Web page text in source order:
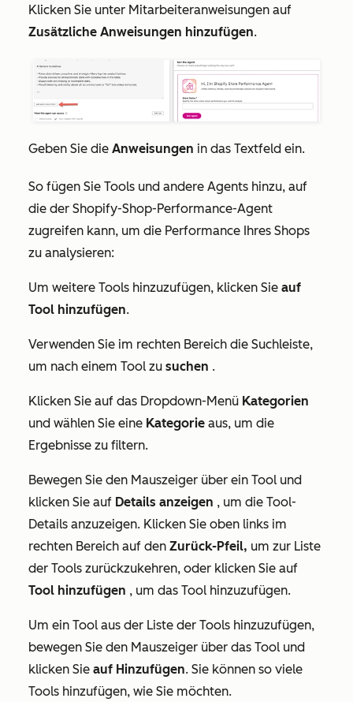
Klicken Sie unter Mitarbeiteranweisungen auf
Zusätzliche Anweisungen hinzufügen.
Geben Sie die Anweisungen in das Textfeld ein.
So fügen Sie Tools und andere Agents hinzu, auf
die der Shopify-Shop-Performance-Agent
zugreifen kann, um die Performance Ihres Shops
zu analysieren:
Um weitere Tools hinzuzufügen, klicken Sie auf
Tool hinzufügen.
Verwenden Sie im rechten Bereich die Suchleiste,
um nach einem Tool zu suchen .
Klicken Sie auf das Dropdown-Menü Kategorien
und wählen Sie eine Kategorie aus, um die
Ergebnisse zu filtern.
Bewegen Sie den Mauszeiger über ein Tool und
klicken Sie auf Details anzeigen , um die Tool-
Details anzuzeigen. Klicken Sie oben links im
rechten Bereich auf den Zurück-Pfeil, um zur Liste
der Tools zurückzukehren, oder klicken Sie auf
Tool hinzufügen , um das Tool hinzuzufügen.
Um ein Tool aus der Liste der Tools hinzuzufügen,
bewegen Sie den Mauszeiger über das Tool und
klicken Sie auf Hinzufügen. Sie können so viele
Tools hinzufügen, wie Sie möchten.